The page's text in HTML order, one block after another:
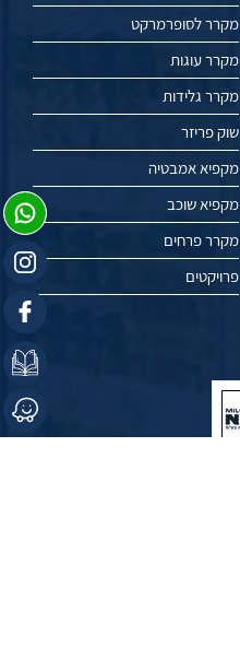
מקרר לסופרמרקט
מקרר עוגות
מקרר גלידות
שוק פריזר
מקפיא אמבטיה
מקפיא שוכב
מקרר פרחים
פרויקטים